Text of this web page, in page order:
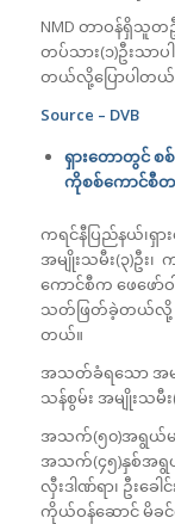
NMD တာဝန်ရှိသူ
တပ်သား(၁)ဦးသာပ
တယ်လို့ပြောပါတယ်
Source – DVB
ရှားတောတွင် စ
ကိုစစ်ကောင်စီ
ကရင်နီပြည်နယ်၊ရှ
အမျိုးသမီး(၃)ဦး၊
ကောင်စီက ဖေဖော်
သတ်ဖြတ်ခဲ့တယ်လို့
တယ်။
အသတ်ခံရသော အမ
သန်စွမ်း အမျိုးသမီး
အသက်(၅၀)အရွယ်မသန်
အသက်(၄၅)နှစ်အရွယ်
လှီးဒါဏ်ရာ၊ ဦးခ
ကိုယ်ဝန်ဆောင် မိခင်